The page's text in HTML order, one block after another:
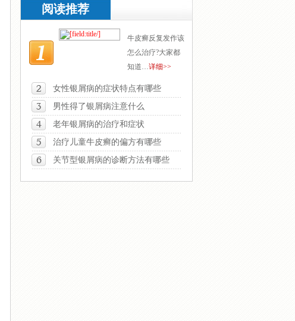
阅读推荐
牛皮癣反复发作该
怎么治疗?大家都
知道…详细>>
女性银屑病的症状特点有哪些
男性得了银屑病注意什么
老年银屑病的治疗和症状
治疗儿童牛皮癣的偏方有哪些
关节型银屑病的诊断方法有哪些